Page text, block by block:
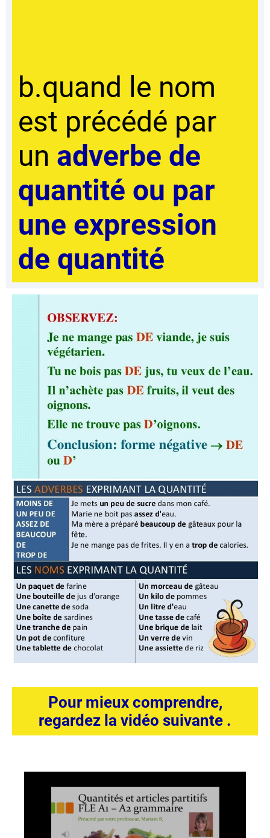
b.quand le nom
est précédé par
un adverbe de
quantité ou par
une expression
de quantité
Pour mieux comprendre,
regardez la vidéo suivante .